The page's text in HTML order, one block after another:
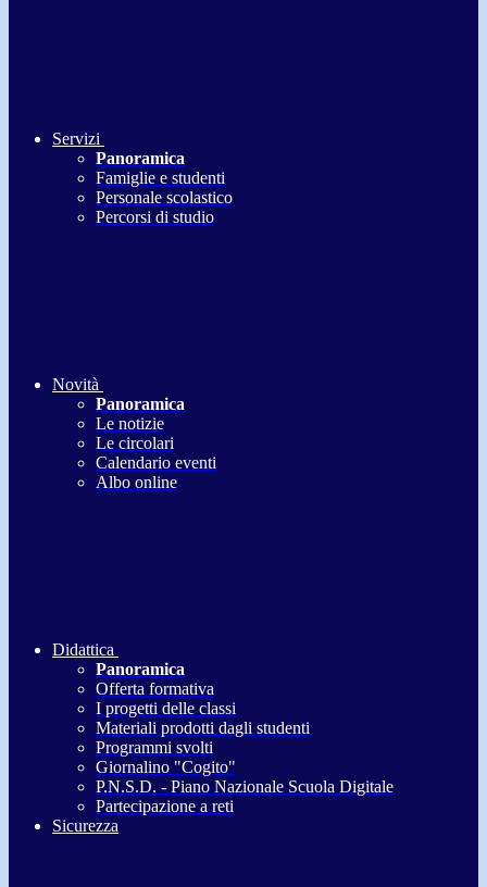
Servizi
Panoramica
Famiglie e studenti
Personale scolastico
Percorsi di studio
Novità
Panoramica
Le notizie
Le circolari
Calendario eventi
Albo online
Didattica
Panoramica
Offerta formativa
I progetti delle classi
Materiali prodotti dagli studenti
Programmi svolti
Giornalino "Cogito"
P.N.S.D. - Piano Nazionale Scuola Digitale
Partecipazione a reti
Sicurezza